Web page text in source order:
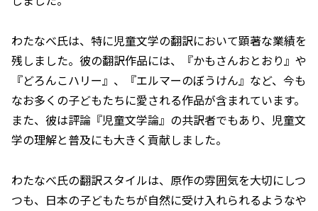
わたなべ氏は、特に児童文学の翻訳において顕著な業績を
残しました。彼の翻訳作品には、『かもさんおとおり』や
『どろんこハリー』、『エルマーのぼうけん』など、今も
なお多くの子どもたちに愛される作品が含まれています。
また、彼は評論『児童文学論』の共訳者でもあり、児童文
学の理解と普及にも大きく貢献しました。
わたなべ氏の翻訳スタイルは、原作の雰囲気を大切にしつ
つも、日本の子どもたちが自然に受け入れられるようなや